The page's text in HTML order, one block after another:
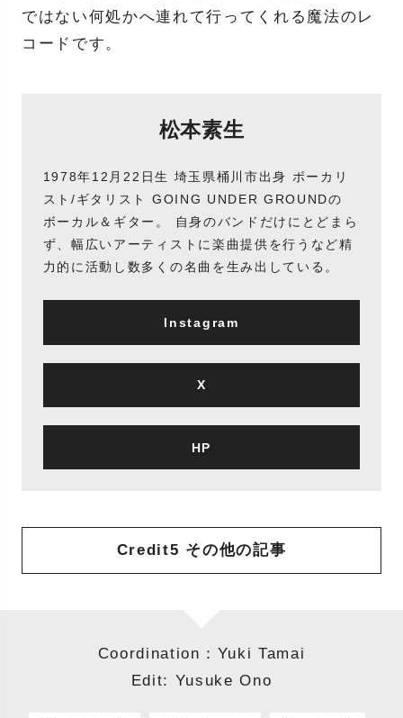
ではない何処かへ連れて行ってくれる魔法のレ
コードです。
松本素生
1978年12月22日生 埼玉県桶川市出身 ボーカリ
スト/ギタリスト GOING UNDER GROUNDの
ボーカル＆ギター。 自身のバンドだけにとどまら
ず、幅広いアーティストに楽曲提供を行うなど精
力的に活動し数多くの名曲を生み出している。
Instagram
X
HP
Credit5 その他の記事
Coordination：Yuki Tamai
Edit: Yusuke Ono